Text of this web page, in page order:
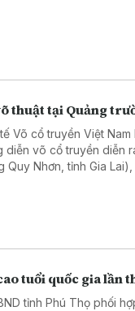
thuật tại Quảng
Võ cổ truyền Việt Nam
võ cổ truyền diễn
Nhơn, tỉnh Gia
tuổi quốc gia lần
tỉnh Phú Thọ phối